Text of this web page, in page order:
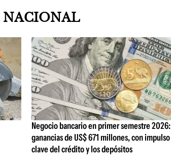
NACIONAL
Negocio bancario en primer semestre 2026:
ganancias de US$ 671 millones, con impulso
clave del crédito y los depósitos